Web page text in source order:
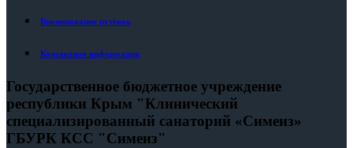
Бронирование путёвок
Контактная информация
Государственное бюджетное учреждение
республики Крым "Клинический
специализированный санаторий «Симеиз»
ГБУРК КСС "Симеиз"